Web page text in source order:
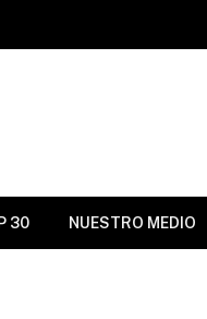
30 NUESTRO MEDIO